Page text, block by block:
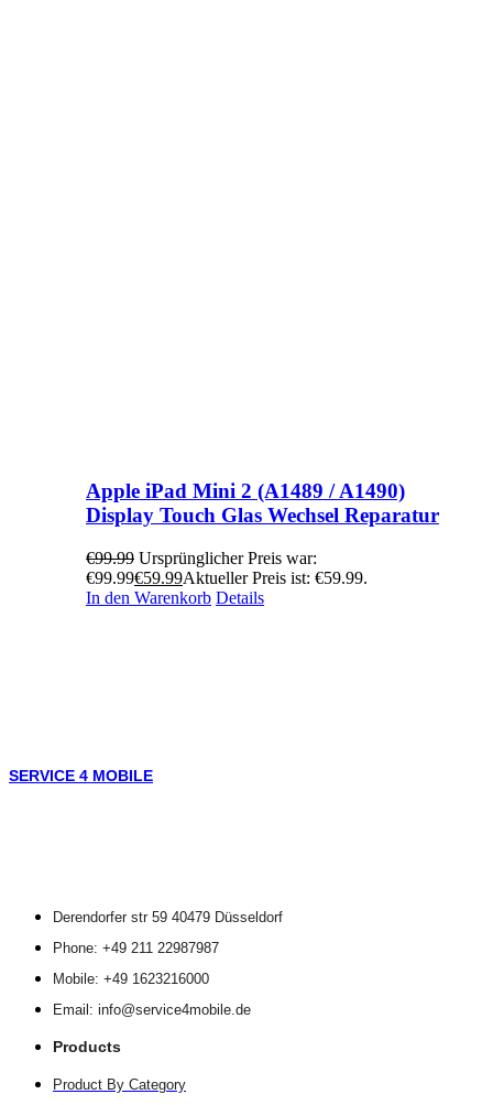
Apple iPad Mini 2 (A1489 / A1490)
Display Touch Glas Wechsel Reparatur
€99.99 Ursprünglicher Preis war:
€99.99€59.99Aktueller Preis ist: €59.99.
In den Warenkorb Details
SERVICE 4 MOBILE
Derendorfer str 59 40479 Düsseldorf
Phone: +49 211 22987987
Mobile: +49 1623216000
Email: info@service4mobile.de
Products
Product By Category